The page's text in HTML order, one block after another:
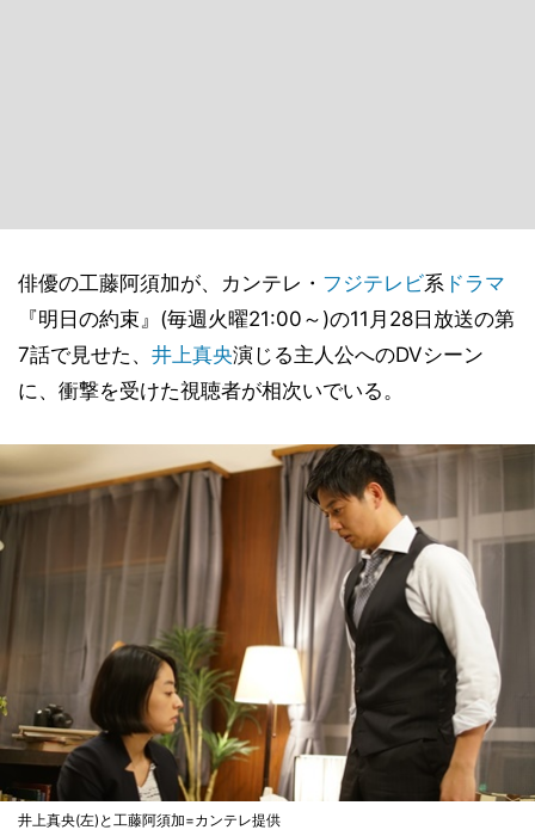
俳優の工藤阿須加が、カンテレ・ フジテレビ系 ドラマ
『明日の約束』(毎週火曜21:00～)の11月28日放送の第
7話で見せた、 井上真央演じる主人公へのDVシーン
に、衝撃を受けた視聴者が相次いでいる。
井上真央(左)と工藤阿須加=カンテレ提供